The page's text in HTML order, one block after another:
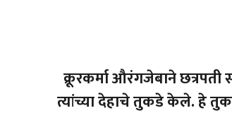
क्रूरकर्मा औरंगजेबाने
त्यांच्या देहाचे तुकडे केले. हे